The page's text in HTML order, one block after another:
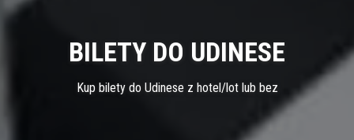
BILETY DO UDINESE
Kup bilety do Udinese z hotel/lot lub bez